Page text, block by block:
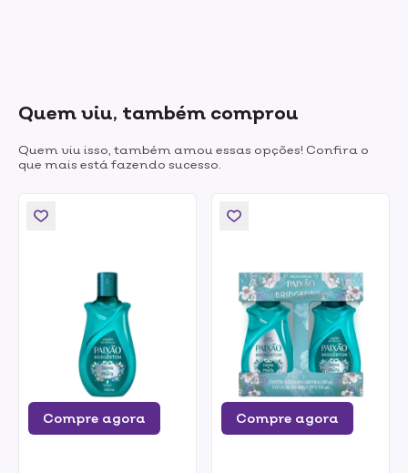
Quem viu, também comprou
Quem viu isso, também amou essas opções! Confira o
que mais está fazendo sucesso.
Compre agora Compre agora